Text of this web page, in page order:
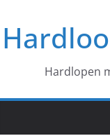
naar
de
Hardlopen